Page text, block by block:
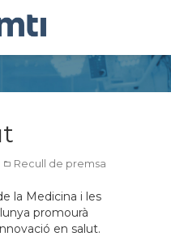
Recull de premsa
la Medicina i les
promourà
en salut.